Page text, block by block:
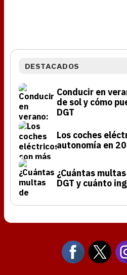
DESTACADOS
Conducir en
de sol y cómo
DGT
Los coches
autonomía en
¿Cuántas
DGT y cuánto